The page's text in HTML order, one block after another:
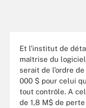
Et l’institut de
maîtrise du
serait de l’ordre
000 $ pour celui
tout contrôle. A
de 1,8 M$ de